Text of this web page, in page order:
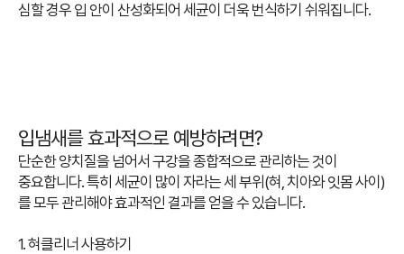
심할 경우 입 안이 산성화되어 세균이 더욱 번식하기 쉬워집니다.
입냄새를 효과적으로 예방하려면?
단순한 양치질을 넘어서 구강을 종합적으로 관리하는 것이
중요합니다. 특히 세균이 많이 자라는 세 부위(혀, 치아와 잇몸 사이)
를 모두 관리해야 효과적인 결과를 얻을 수 있습니다.
1. 혀클리너 사용하기